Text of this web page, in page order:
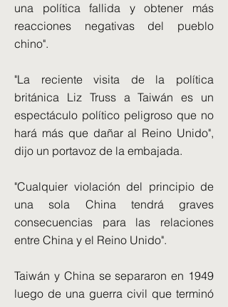
una política fallida y obtener más
reacciones negativas del pueblo
chino".
"La reciente visita de la política
británica Liz Truss a Taiwán es un
espectáculo político peligroso que no
hará más que dañar al Reino Unido",
dijo un portavoz de la embajada.
"Cualquier violación del principio de
una sola China tendrá graves
consecuencias para las relaciones
entre China y el Reino Unido".
Taiwán y China se separaron en 1949
luego de una guerra civil que terminó